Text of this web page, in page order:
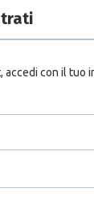
accedi con il tuo